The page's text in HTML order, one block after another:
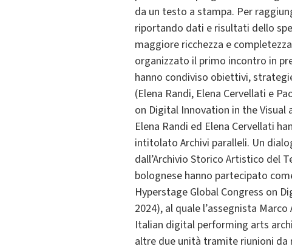
da un testo a stampa. Per
riportando dati e risultati dello
maggiore ricchezza e
organizzato il primo incontro in
hanno condiviso obiettivi,
(Elena Randi, Elena Cervellati e
on Digital Innovation in the Visual
Elena Randi ed Elena Cervellati
intitolato Archivi paralleli. Un
dall’Archivio Storico Artistico del
bolognese hanno partecipato
Hyperstage Global Congress on
2024), al quale l’assegnista
Italian digital performing arts
altre due unità tramite riunioni da